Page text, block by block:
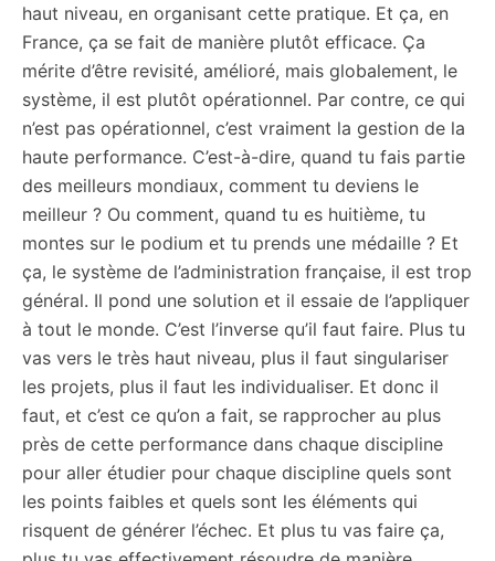
haut niveau, en organisant cette pratique. Et ça, en
France, ça se fait de manière plutôt efficace. Ça
mérite d’être revisité, amélioré, mais globalement, le
système, il est plutôt opérationnel. Par contre, ce qui
n’est pas opérationnel, c’est vraiment la gestion de la
haute performance. C’est-à-dire, quand tu fais partie
des meilleurs mondiaux, comment tu deviens le
meilleur ? Ou comment, quand tu es huitième, tu
montes sur le podium et tu prends une médaille ? Et
ça, le système de l’administration française, il est trop
général. Il pond une solution et il essaie de l’appliquer
à tout le monde. C’est l’inverse qu’il faut faire. Plus tu
vas vers le très haut niveau, plus il faut singulariser
les projets, plus il faut les individualiser. Et donc il
faut, et c’est ce qu’on a fait, se rapprocher au plus
près de cette performance dans chaque discipline
pour aller étudier pour chaque discipline quels sont
les points faibles et quels sont les éléments qui
risquent de générer l’échec. Et plus tu vas faire ça,